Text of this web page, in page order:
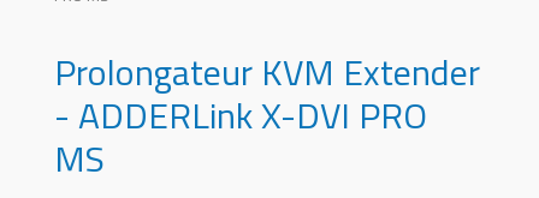
Prolongateur KVM Extender
- ADDERLink X-DVI PRO
MS